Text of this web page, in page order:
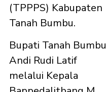
(TPPPS) Kabupaten
Tanah Bumbu.
Bupati Tanah Bumbu
Andi Rudi Latif
melalui Kepala